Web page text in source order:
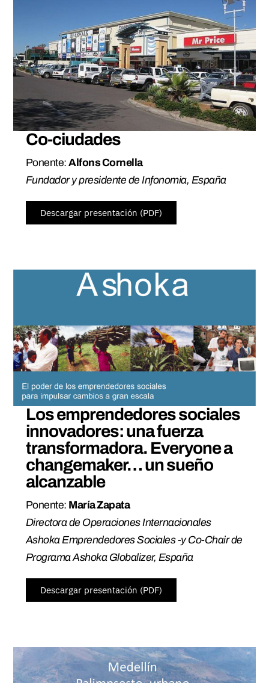
Co-ciudades
Ponente:Alfons Cornella
Fundador y presidente de Infonomia, España
Descargar presentación (PDF)
Los emprendedores sociales
innovadores: una fuerza
transformadora. Everyone a
changemaker… un sueño
alcanzable
Ponente: María Zapata
Directora de Operaciones Internacionales
Ashoka Emprendedores Sociales -y Co-Chair de
Programa Ashoka Globalizer, España
Descargar presentación (PDF)